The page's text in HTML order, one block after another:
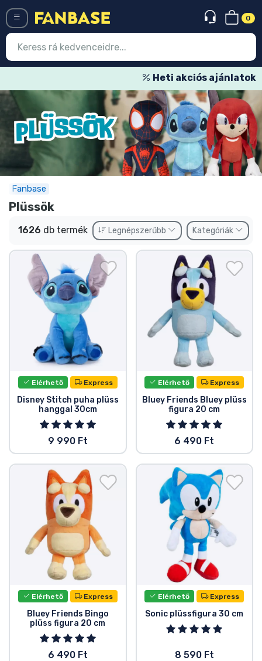
0
Heti akciós ajánlatok
Fanbase
Plüssök
1626 db termék Legnépszerűbb Kategóriák
Elérhető Express
Disney Stitch puha plüss
hanggal 30cm
9 990 Ft
Elérhető Express
Bluey Friends Bluey plüss
figura 20 cm
6 490 Ft
Elérhető Express
Bluey Friends Bingo
plüss figura 20 cm
6 490 Ft
Elérhető Express
Sonic plüssfigura 30 cm
8 590 Ft
Regisztráció
Legújabb cuccok
Akciós ajánlatok
Express szállítás
Előrendelhető cuccok
Outlet cuccok
Ajándékkártya
Szállítás és fizetés
Sorozatos cuccok
Filmes cuccok
Mesés cuccok
Animés cuccok
Gamer cuccok
Sportos cuccok
Zenés cuccok
Terméktípusok
Márkák